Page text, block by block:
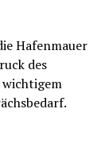
Hafenmauer
des
wichtigem